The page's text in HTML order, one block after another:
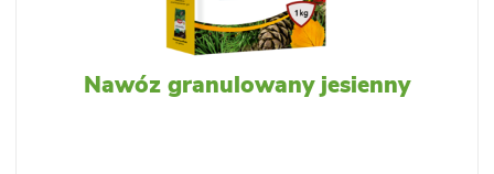
Nawóz granulowany jesienny